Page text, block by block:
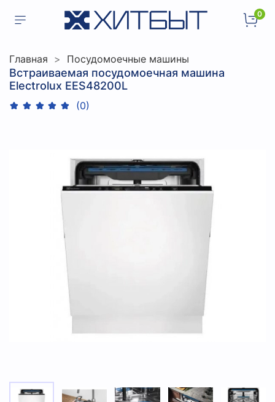
0
Главная Посудомоечные машины
Встраиваемая посудомоечная машина
Electrolux EES48200L
(0)